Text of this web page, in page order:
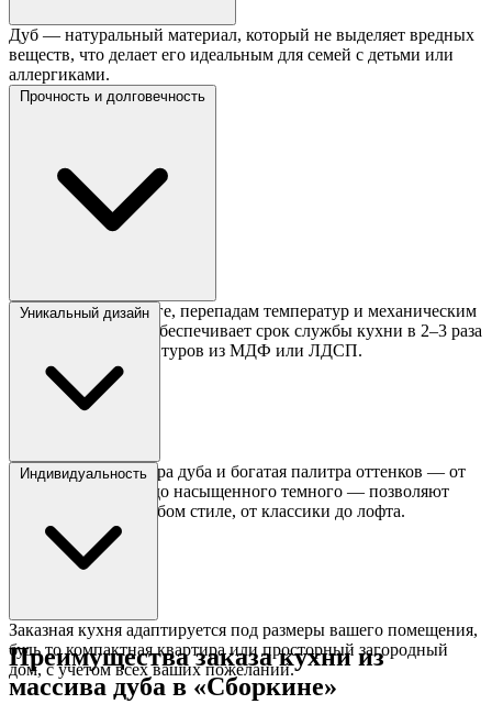
Дуб — натуральный материал, который не выделяет вредных
веществ, что делает его идеальным для семей с детьми или
аллергиками.
Прочность и долговечность
Дуб устойчив к влаге, перепадам температур и механическим
воздействиям, что обеспечивает срок службы кухни в 2–3 раза
дольше, чем у гарнитуров из МДФ или ЛДСП.
Уникальный дизайн
Выраженная текстура дуба и богатая палитра оттенков — от
светлого беленого до насыщенного темного — позволяют
создать кухню в любом стиле, от классики до лофта.
Индивидуальность
Заказная кухня адаптируется под размеры вашего помещения,
будь то компактная квартира или просторный загородный
дом, с учетом всех ваших пожеланий.
Преимущества заказа кухни из
массива дуба в «Сборкине»